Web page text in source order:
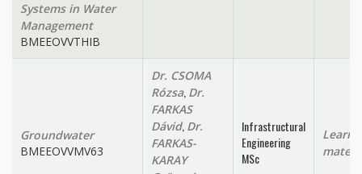
Systems in Water
Management
BMEEOVVTHIB
Groundwater
BMEEOVVMV63
Dr. CSOMA
Rózsa, Dr.
FARKAS
Dávid, Dr.
FARKAS-
KARAY
Infrastructural
Engineering
MSc